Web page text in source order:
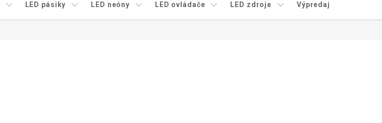
LED pásiky LED neóny LED ovládače LED zdroje Výpredaj